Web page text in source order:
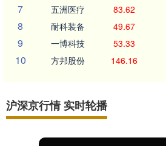
7 五洲医疗 83.62
8 耐科装备 49.67
9 一博科技 53.33
10 方邦股份 146.16
沪深京行情 实时轮播